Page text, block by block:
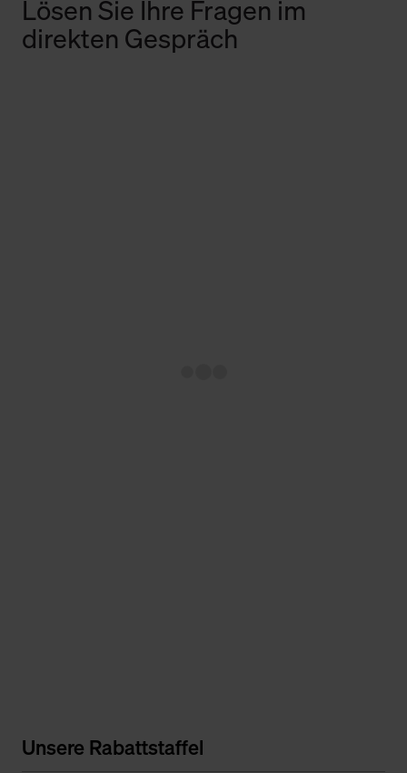
Lösen Sie Ihre Fragen im
direkten Gespräch
Unsere Rabattstaffel